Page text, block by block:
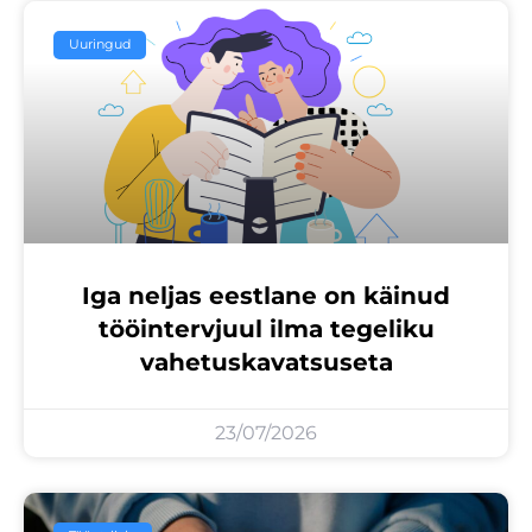
Uuringud
Iga neljas eestlane on käinud
tööintervjuul ilma tegeliku
vahetuskavatsuseta
23/07/2026